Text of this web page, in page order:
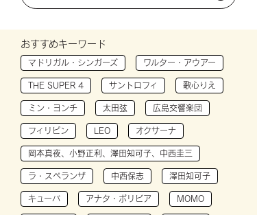
おすすめキーワード
マドリガル・シンガーズ ワルター・アウアー
THE SUPER 4 サントロフィ 歌心りえ
ミン・ヨンチ 太田弦 広島交響楽団
フィリピン LEO オクサーナ
岡本真夜、小野正利、澤田知可子、中西圭三
ラ・スペランザ 中西保志 澤田知可子
キューバ アナタ・ボリビア MOMO